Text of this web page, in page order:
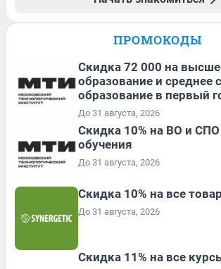
ПРОМОКОДЫ
Скидка 72 000 на
образование и среднее
образование в первый
До 31 августа, 2026
Скидка 10% на ВО и
обучения
До 31 августа, 2026
Скидка 10% на все
До 31 августа, 2026
Скидка 11% на все